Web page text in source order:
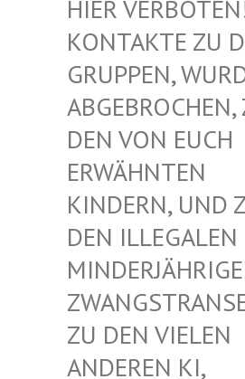
IER VERBOTEN!
ONTAKTE ZU
RUPPEN,
BGEBROCHEN,
EN VON EUCH E
RWÄHNTEN K
INDERN, UND
EN ILLEGALEN M
U DEN VIELEN A
NDEREN KI, W